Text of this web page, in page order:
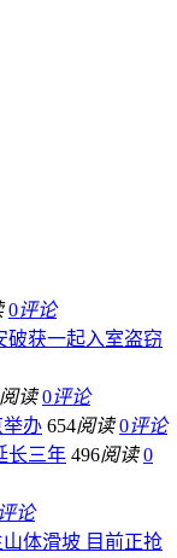
0评论
破获一起入室盗窃
阅读 0评论
举办 654阅读 0评论
长三年 496阅读 0
评论
体滑坡 目前正抢